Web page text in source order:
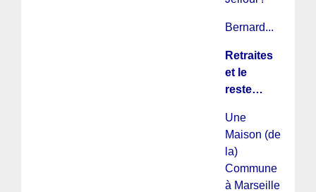
Bernard...
Retraites
et le
reste…
Une
Maison (de
la)
Commune
à Marseille